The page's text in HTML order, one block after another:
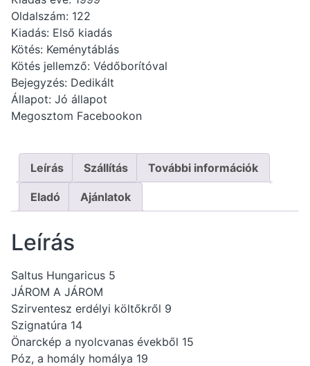
Oldalszám: 122
Kiadás: Első kiadás
Kötés: Keménytáblás
Kötés jellemző: Védőborítóval
Bejegyzés: Dedikált
Állapot: Jó állapot
Megosztom Facebookon
Leírás Szállítás További információk
Eladó Ajánlatok
Leírás
Saltus Hungaricus 5
JÁROM A JÁROM
Szirventesz erdélyi költőkről 9
Szignatúra 14
Önarckép a nyolcvanas évekből 15
Póz, a homály homálya 19